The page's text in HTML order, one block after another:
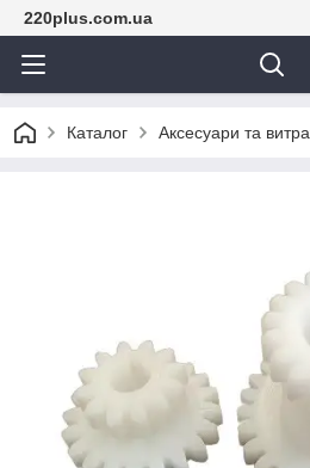
220plus.com.ua
Каталог Аксесуари та